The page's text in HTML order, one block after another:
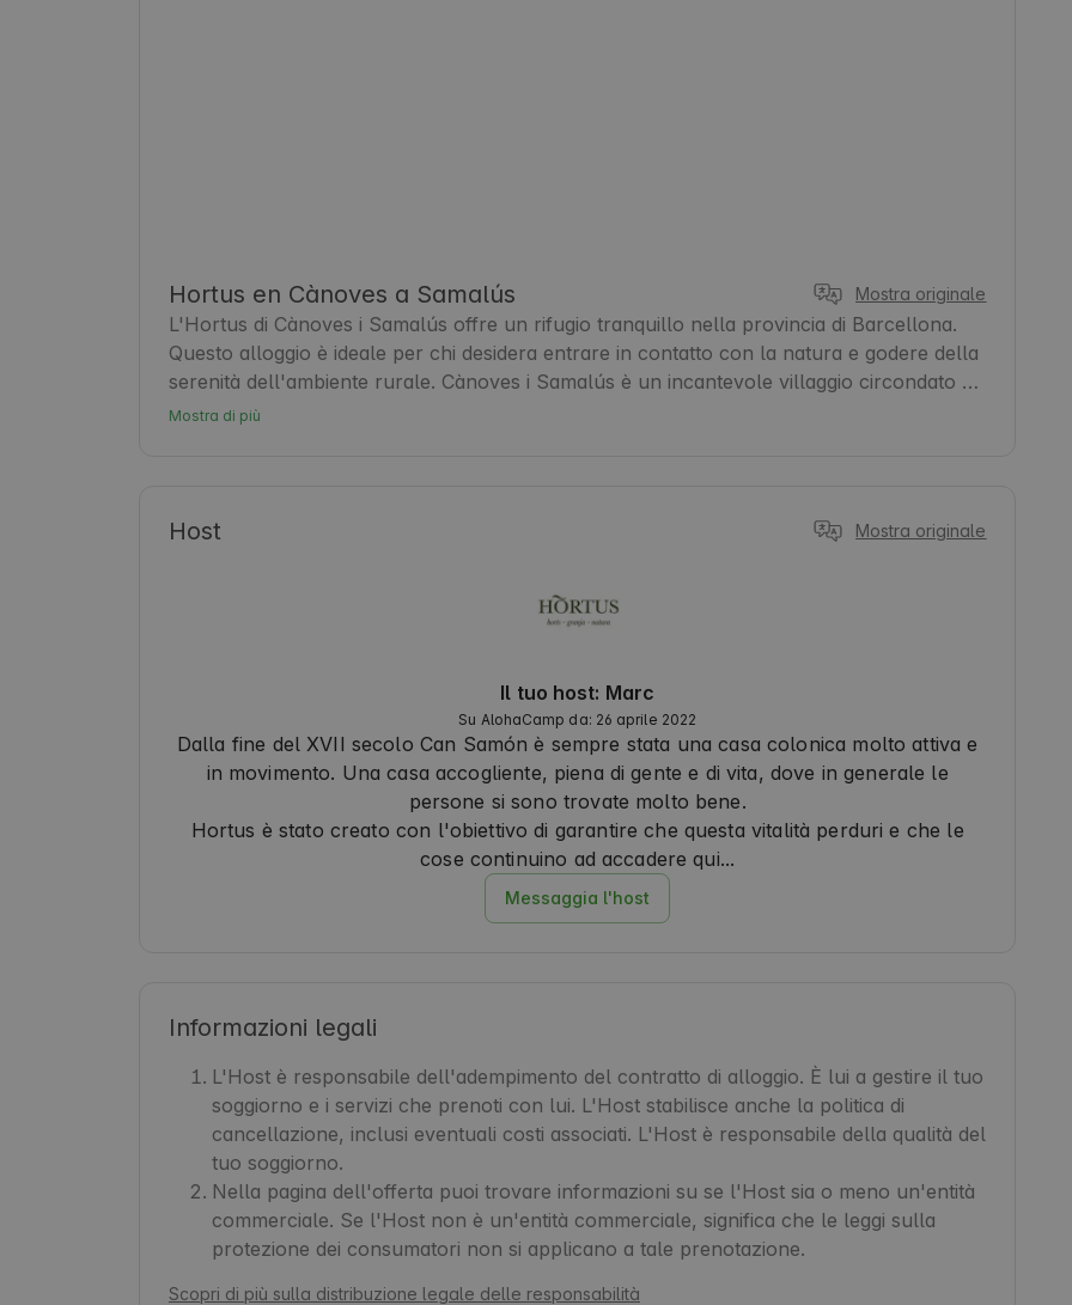
Hortus en Cànoves a Samalús Mostra originale
L'Hortus di Cànoves i Samalús offre un rifugio tranquillo nella provincia di Barcellona.
Questo alloggio è ideale per chi desidera entrare in contatto con la natura e godere della
serenità dell'ambiente rurale. Cànoves i Samalús è un incantevole villaggio circondato da
paesaggi verdi e sentieri escursionistici. Gli ospiti possono esplorare la cultura locale e
Mostra di più
Host Mostra originale
Il tuo host: Marc
Su AlohaCamp da: 26 aprile 2022
Dalla fine del XVII secolo Can Samón è sempre stata una casa colonica molto attiva e
in movimento. Una casa accogliente, piena di gente e di vita, dove in generale le
persone si sono trovate molto bene.
Hortus è stato creato con l'obiettivo di garantire che questa vitalità perduri e che le
cose continuino ad accadere qui...
Messaggia l'host
Informazioni legali
L'Host è responsabile dell'adempimento del contratto di alloggio. È lui a gestire il tuo
soggiorno e i servizi che prenoti con lui. L'Host stabilisce anche la politica di
cancellazione, inclusi eventuali costi associati. L'Host è responsabile della qualità del
tuo soggiorno.
Nella pagina dell'offerta puoi trovare informazioni su se l'Host sia o meno un'entità
commerciale. Se l'Host non è un'entità commerciale, significa che le leggi sulla
protezione dei consumatori non si applicano a tale prenotazione.
Scopri di più sulla distribuzione legale delle responsabilità